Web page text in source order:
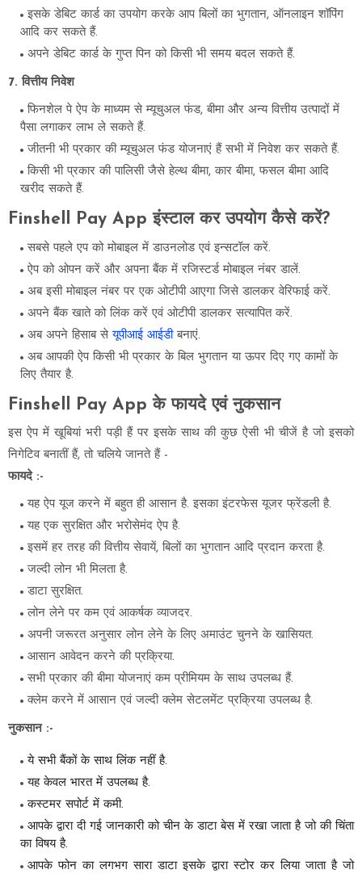
इसके डेबिट कार्ड का उपयोग करके आप बिलों का भुगतान, ऑनलाइन शॉपिंग
आदि कर सकते हैं.
अपने डेबिट कार्ड के गुप्त पिन को किसी भी समय बदल सकते हैं.
7. वित्तीय निवेश
फिनशेल पे ऐप के माध्यम से म्यूचुअल फंड, बीमा और अन्य वित्तीय उत्पादों में
पैसा लगाकर लाभ ले सकते हैं.
जीतनी भी प्रकार की म्यूचुअल फंड योजनाएं हैं सभी में निवेश कर सकते हैं.
किसी भी प्रकार की पालिसी जैसे हेल्थ बीमा, कार बीमा, फसल बीमा आदि
खरीद सकते हैं.
Finshell Pay App इंस्टाल कर उपयोग कैसे करें?
सबसे पहले एप को मोबाइल में डाउनलोड एवं इन्सटॉल करें.
ऐप को ओपन करें और अपना बैंक में रजिस्टर्ड मोबाइल नंबर डालें.
अब इसी मोबाइल नंबर पर एक ओटीपी आएगा जिसे डालकर वेरिफाई करें.
अपने बैंक खाते को लिंक करें एवं ओटीपी डालकर सत्यापित करें.
अब अपने हिसाब सेयूपीआई आईडीबनाएं.
अब आपकी ऐप किसी भी प्रकार के बिल भुगतान या ऊपर दिए गए कामों के
लिए तैयार है.
Finshell Pay App के फायदे एवं नुकसान
इस ऐप में खूबियां भरी पड़ी हैं पर इसके साथ की कुछ ऐसी भी चीजें है जो इसको
निगेटिव बनातीं हैं, तो चलिये जानते हैं -
फायदे :-
यह ऐप यूज करने में बहुत ही आसान है. इसका इंटरफेस यूजर फ्रेंडली है.
यह एक सुरक्षित और भरोसेमंद ऐप है.
इसमें हर तरह की वित्तीय सेवायें, बिलों का भुगतान आदि प्रदान करता है.
जल्दी लोन भी मिलता है.
डाटा सुरक्षित.
लोन लेने पर कम एवं आकर्षक व्याजदर.
अपनी जरूरत अनुसार लोन लेने के लिए अमाउंट चुनने के खासियत.
आसान आवेदन करने की प्रक्रिया.
सभी प्रकार की बीमा योजनाएं कम प्रीमियम के साथ उपलब्ध हैं.
क्लेम करने में आसान एवं जल्दी क्लेम सेटलमेंट प्रक्रिया उपलब्ध है.
नुकसान :-
ये सभी बैंकों के साथ लिंक नहीं है.
यह केवल भारत में उपलब्ध है.
कस्टमर सपोर्ट में कमी.
आपके द्वारा दी गई जानकारी को चीन के डाटा बेस में रखा जाता है जो की चिंता
का विषय है.
आपके फोन का लगभग सारा डाटा इसके द्वारा स्टोर कर लिया जाता है जो